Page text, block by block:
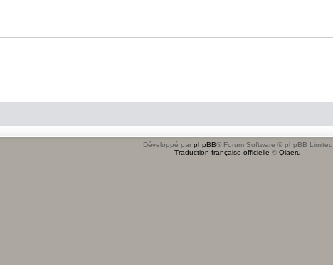
Développé par phpBB® Forum Software © phpBB Limited
Traduction française officielle © Qiaeru